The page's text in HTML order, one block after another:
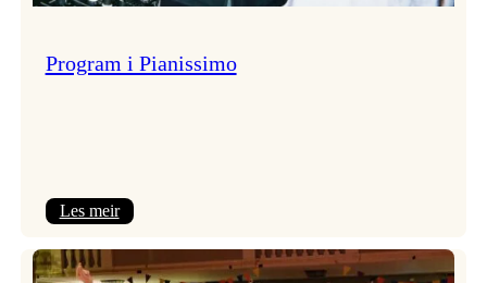
Program i Pianissimo
Les meir:
i